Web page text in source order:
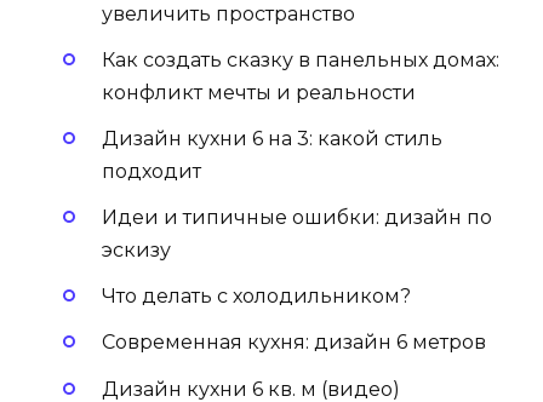
увеличить пространство
Как создать сказку в панельных домах:
конфликт мечты и реальности
Дизайн кухни 6 на 3: какой стиль
подходит
Идеи и типичные ошибки: дизайн по
эскизу
Что делать с холодильником?
Современная кухня: дизайн 6 метров
Дизайн кухни 6 кв. м (видео)